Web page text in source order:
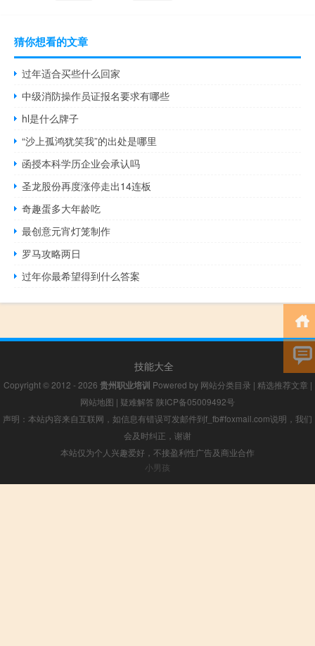
猜你想看的文章
过年适合买些什么回家
中级消防操作员证报名要求有哪些
hl是什么牌子
“沙上孤鸿犹笑我”的出处是哪里
函授本科学历企业会承认吗
圣龙股份再度涨停走出14连板
奇趣蛋多大年龄吃
最创意元宵灯笼制作
罗马攻略两日
过年你最希望得到什么答案
技能大全
Copyright © 2012 - 2026 贵州职业培训 Powered by 网站分类目录 | 精选推荐文章 |
网站地图 | 疑难解答 陕ICP备05009492号
声明：本站内容来自互联网，如信息有错误可发邮件到f_fb#foxmail.com说明，我们
会及时纠正，谢谢
本站仅为个人兴趣爱好，不接盈利性广告及商业合作
小男孩